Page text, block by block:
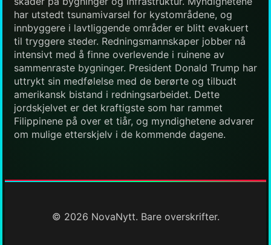
har utstedt tsunamivarsel for kystområdene, og
innbyggere i lavtliggende områder er blitt evakuert
til tryggere steder. Redningsmannskaper jobber nå
intensivt med å finne overlevende i ruinene av
sammenraste bygninger. President Donald Trump har
uttrykt sin medfølelse med de berørte og tilbudt
amerikansk bistand i redningsarbeidet. Dette
jordskjelvet er det kraftigste som har rammet
Filippinene på over et tiår, og myndighetene advarer
om mulige etterskjelv i de kommende dagene.
© 2026 NovaNytt. Bare overskrifter.